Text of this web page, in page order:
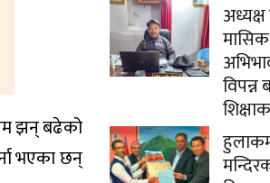
झन् बढेको
भएका छन्
अध्यक्ष
मासिक